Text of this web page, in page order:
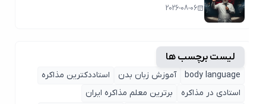
2026-08-06
لیست برچسب ها
body language آموزش زبان بدن
استاددکترین مذاکره
استادی در مذاکره
برترین معلم مذاکره ایران